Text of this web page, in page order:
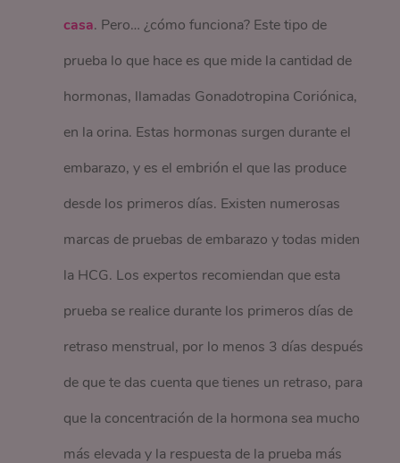
casa. Pero… ¿cómo funciona? Este tipo de
prueba lo que hace es que mide la cantidad de
hormonas, llamadas Gonadotropina Coriónica,
en la orina. Estas hormonas surgen durante el
embarazo, y es el embrión el que las produce
desde los primeros días. Existen numerosas
marcas de pruebas de embarazo y todas miden
la HCG. Los expertos recomiendan que esta
prueba se realice durante los primeros días de
retraso menstrual, por lo menos 3 días después
de que te das cuenta que tienes un retraso, para
que la concentración de la hormona sea mucho
más elevada y la respuesta de la prueba más